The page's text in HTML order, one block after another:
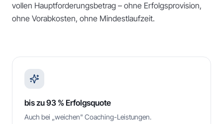
vollen Hauptforderungsbetrag – ohne Erfolgsprovision,
ohne Vorabkosten, ohne Mindestlaufzeit.
bis zu 93 % Erfolgsquote
Auch bei „weichen" Coaching-Leistungen.